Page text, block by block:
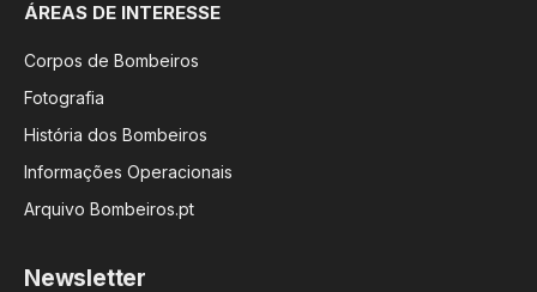
ÁREAS DE INTERESSE
Corpos de Bombeiros
Fotografia
História dos Bombeiros
Informações Operacionais
Arquivo Bombeiros.pt
Newsletter